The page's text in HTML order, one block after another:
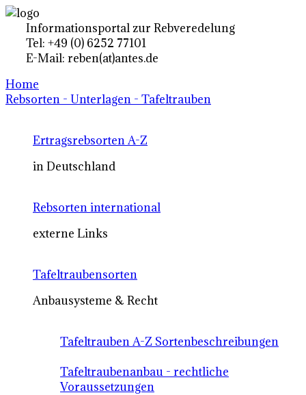
Informationsportal zur Rebveredelung
Tel: +49 (0) 6252 77101
E-Mail: reben(at)antes.de
Home
Rebsorten - Unterlagen - Tafeltrauben
Ertragsrebsorten A-Z
in Deutschland
Rebsorten international
externe Links
Tafeltraubensorten
Anbausysteme & Recht
Tafeltrauben A-Z Sortenbeschreibungen
Tafeltraubenanbau - rechtliche
Voraussetzungen